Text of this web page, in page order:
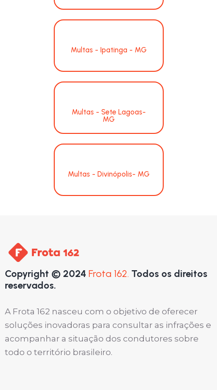
Multas - Ipatinga - MG
Multas - Sete Lagoas-
MG
Multas - Divinópolis- MG
Copyright © 2024 Frota 162. Todos os direitos
reservados.
A Frota 162 nasceu com o objetivo de oferecer
soluções inovadoras para consultar as infrações e
acompanhar a situação dos condutores sobre
todo o território brasileiro.